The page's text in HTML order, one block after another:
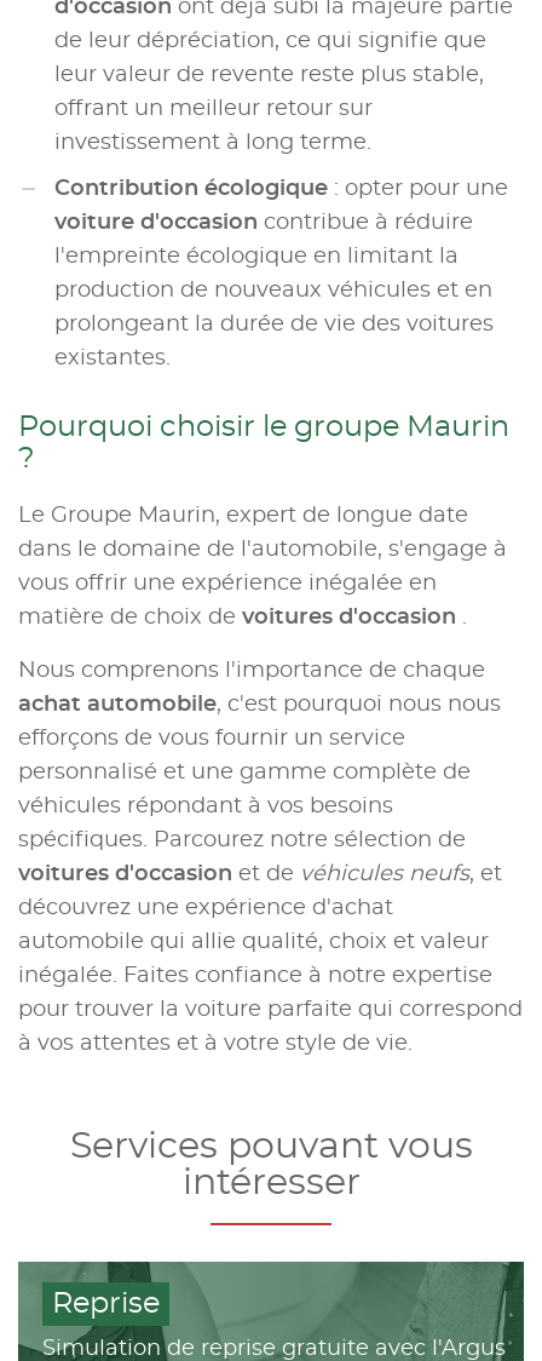
d'occasion ont déjà subi la majeure partie
de leur dépréciation, ce qui signifie que
leur valeur de revente reste plus stable,
offrant un meilleur retour sur
investissement à long terme.
Contribution écologique : opter pour une
voiture d'occasion contribue à réduire
l'empreinte écologique en limitant la
production de nouveaux véhicules et en
prolongeant la durée de vie des voitures
existantes.
Pourquoi choisir le groupe Maurin
?
Le Groupe Maurin, expert de longue date
dans le domaine de l'automobile, s'engage à
vous offrir une expérience inégalée en
matière de choix de voitures d'occasion .
Nous comprenons l'importance de chaque
achat automobile, c'est pourquoi nous nous
efforçons de vous fournir un service
personnalisé et une gamme complète de
véhicules répondant à vos besoins
spécifiques. Parcourez notre sélection de
voitures d'occasion et de véhicules neufs, et
découvrez une expérience d'achat
automobile qui allie qualité, choix et valeur
inégalée. Faites confiance à notre expertise
pour trouver la voiture parfaite qui correspond
à vos attentes et à votre style de vie.
Services pouvant vous
intéresser
Reprise
Simulation de reprise gratuite avec l'Argus